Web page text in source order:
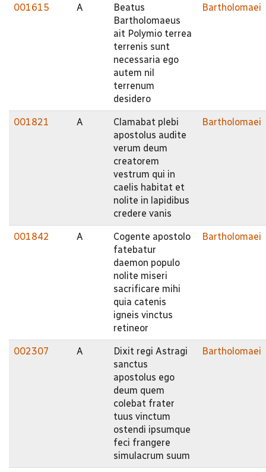
001615 A
Beatus
Bartholomaeus
ait Polymio terrea
terrenis sunt
necessaria ego
autem nil
terrenum
desidero
Bartholomaei
001821 A
Clamabat plebi
apostolus audite
verum deum
creatorem
vestrum qui in
caelis habitat et
nolite in lapidibus
credere vanis
Bartholomaei
001842 A
Cogente apostolo
fatebatur
daemon populo
nolite miseri
sacrificare mihi
quia catenis
igneis vinctus
retineor
Bartholomaei
002307 A
Dixit regi Astragi
sanctus
apostolus ego
deum quem
colebat frater
tuus vinctum
ostendi ipsumque
feci frangere
simulacrum suum
Bartholomaei